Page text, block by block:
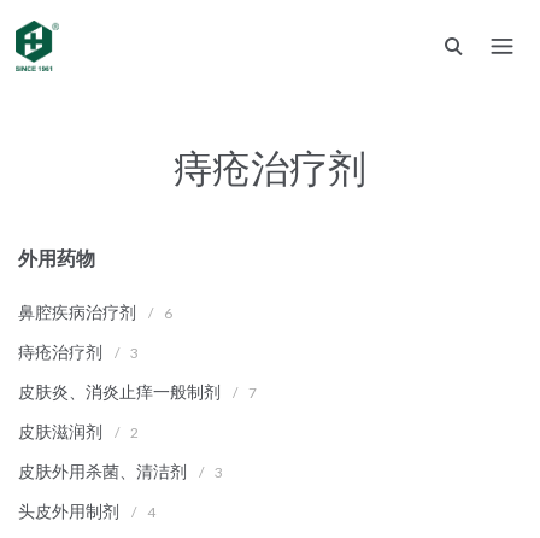
痔疮治疗剂
外用药物
鼻腔疾病治疗剂 / 6
痔疮治疗剂 / 3
皮肤炎、消炎止痒一般制剂 / 7
皮肤滋润剂 / 2
皮肤外用杀菌、清洁剂 / 3
头皮外用制剂 / 4